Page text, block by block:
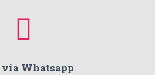
via Whatsapp